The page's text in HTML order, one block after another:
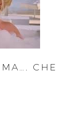
CHE